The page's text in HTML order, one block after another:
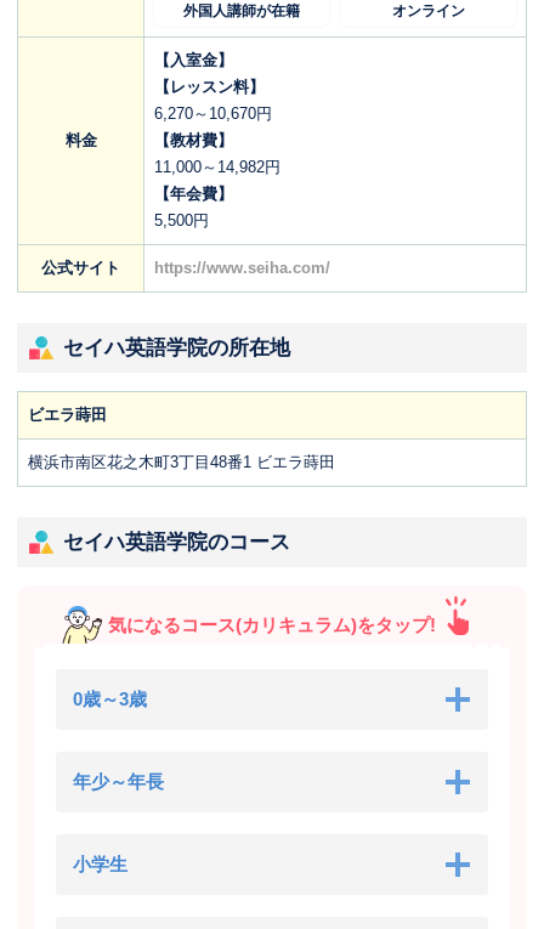
外国人講師が在籍 オンライン
料金
【入室金】
【レッスン料】
6,270～10,670円
【教材費】
11,000～14,982円
【年会費】
5,500円
公式サイト https://www.seiha.com/
セイハ英語学院の所在地
ビエラ蒔田
横浜市南区花之木町3丁目48番1 ビエラ蒔田
セイハ英語学院のコース
気になるコース(カリキュラム)をタップ!
0歳～3歳
年少～年長
小学生